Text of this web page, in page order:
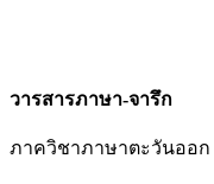
วารสารภาษา-จารึก
ภาควิชาภาษาตะวันออ